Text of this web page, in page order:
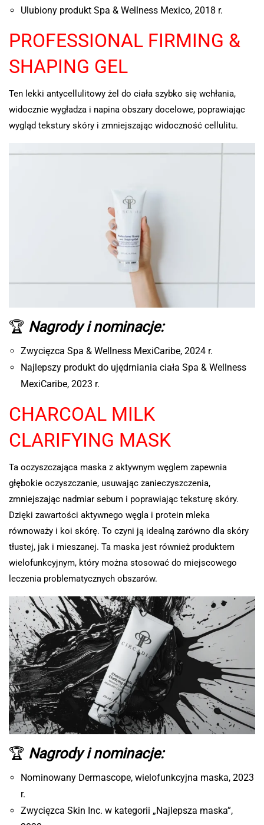
Ulubiony produkt Spa & Wellness Mexico, 2018 r.
PROFESSIONAL FIRMING &
SHAPING GEL
Ten lekki antycellulitowy żel do ciała szybko się wchłania,
widocznie wygładza i napina obszary docelowe, poprawiając
wygląd tekstury skóry i zmniejszając widoczność cellulitu.
🏆 Nagrody i nominacje:
Zwycięzca Spa & Wellness MexiCaribe, 2024 r.
Najlepszy produkt do ujędrniania ciała Spa & Wellness
MexiCaribe, 2023 r.
CHARCOAL MILK
CLARIFYING MASK
Ta oczyszczająca maska z aktywnym węglem zapewnia
głębokie oczyszczanie, usuwając zanieczyszczenia,
zmniejszając nadmiar sebum i poprawiając teksturę skóry.
Dzięki zawartości aktywnego węgla i protein mleka
równoważy i koi skórę. To czyni ją idealną zarówno dla skóry
tłustej, jak i mieszanej. Ta maska jest również produktem
wielofunkcyjnym, który można stosować do miejscowego
leczenia problematycznych obszarów.
🏆 Nagrody i nominacje:
Nominowany Dermascope, wielofunkcyjna maska, 2023
r.
Zwycięzca Skin Inc. w kategorii „Najlepsza maska”,